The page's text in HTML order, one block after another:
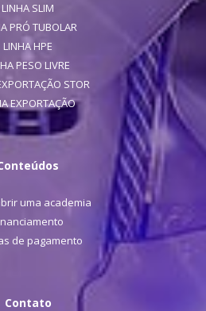
LINHA SLIM
PRÓ TUBOLAR
LINHA HPE
PESO LIVRE
STOR
EXPORTAÇÃO
uma academia
de pagamento
Contato